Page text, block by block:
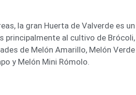
la gran Huerta de Valverde es un
principalmente al cultivo de Brócoli,
de Melón Amarillo, Melón Verde
y Melón Mini Rómolo.